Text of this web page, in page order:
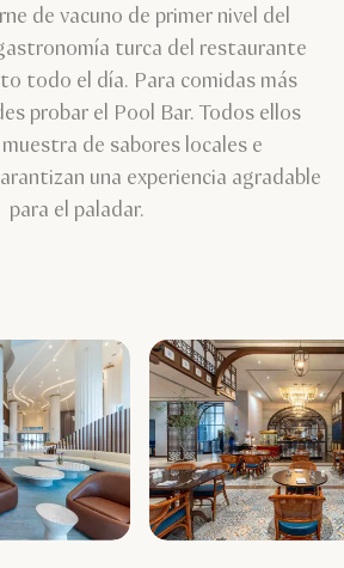
de vacuno de primer nivel del
turca del restaurante
todo el día. Para comidas más
probar el Pool Bar. Todos ellos
de sabores locales e
una experiencia agradable
para el paladar.